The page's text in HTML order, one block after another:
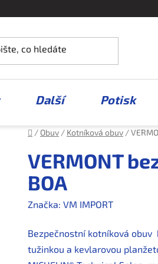
Další Potisk
Domů
/ Obuv / Kotníková obuv /
VERMONT
BOA
Značka: VM IMPORT
Bezpečnostní kotníková obuv
tužinkou a kevlarovou